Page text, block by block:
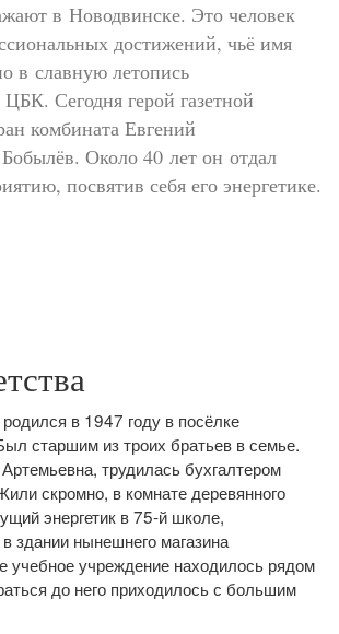
в Новодвинске. Это человек
достижений, чьё имя
в славную летопись
Сегодня герой газетной
комбината Евгений
Около 40 лет он отдал
посвятив себя его энергетике.
в 1947 году в посёлке
старшим из троих братьев в семье.
трудилась бухгалтером
скромно, в комнате деревянного
энергетик в 75-й школе,
здании нынешнего магазина
учебное учреждение находилось рядом
до него приходилось с большим